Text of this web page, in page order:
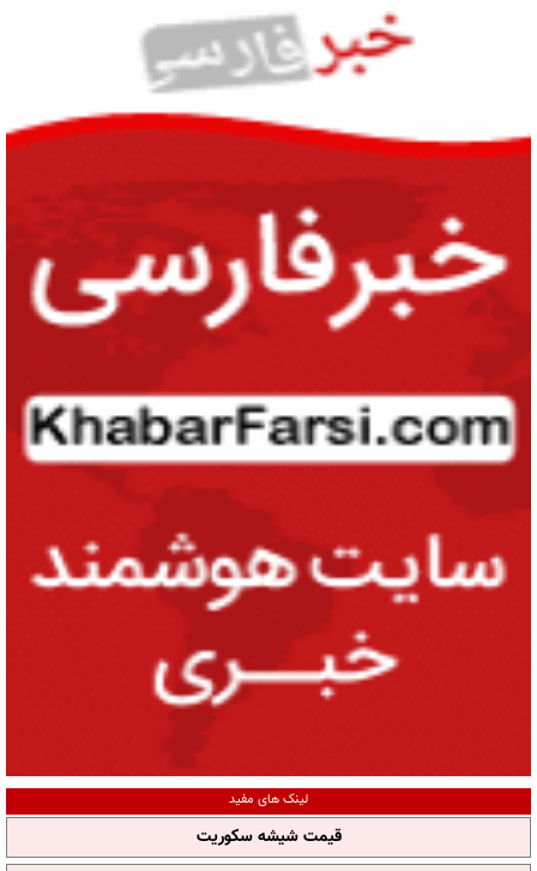
لینک های مفید
قیمت شیشه سکوریت